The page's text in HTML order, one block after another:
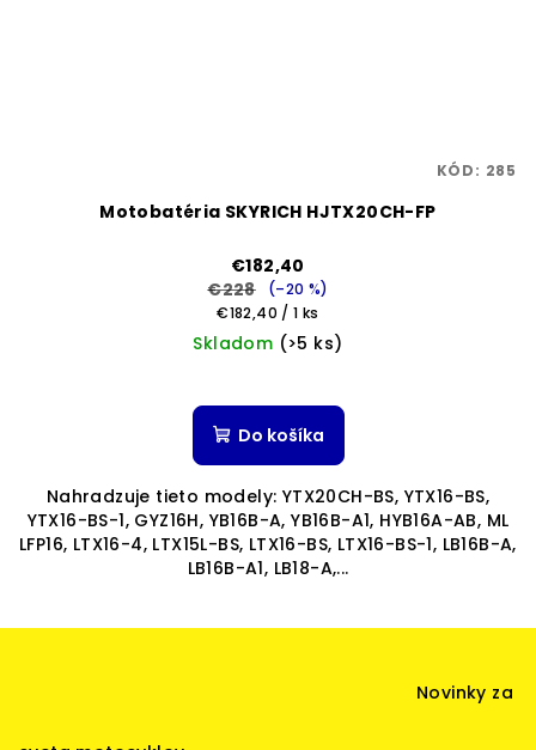
Motobatéria SKYRICH HJTX20CH-FP
€182,40
€228
(–20 %)
Jednotková
cena:
€182,40 / 1 ks
Skladom (>5 ks)
hodnotenie
produktu
z
5
hviezdičiek.
Do košíka
Nahradzuje tieto modely: YTX20CH-BS, YTX16-BS,
YTX16-BS-1, GYZ16H, YB16B-A, YB16B-A1, HYB16A-AB, ML
LFP16, LTX16-4, LTX15L-BS, LTX16-BS, LTX16-BS-1, LB16B-A,
LB16B-A1, LB18-A,...
KÓD: 285
Novinky za